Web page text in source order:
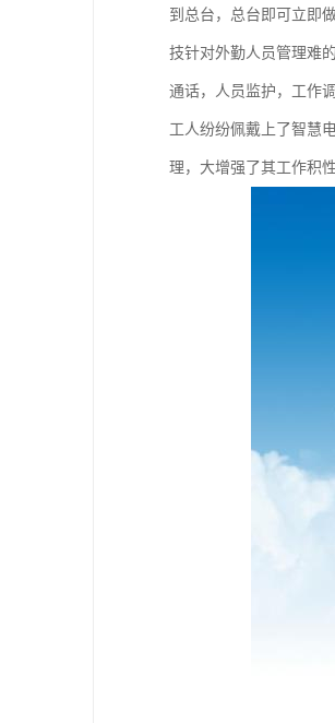
到总台，总台即可立即
技针对外勤人员管理难
通话，人员监护，工作
工人纷纷佩戴上了智慧
理，大增强了其工作积